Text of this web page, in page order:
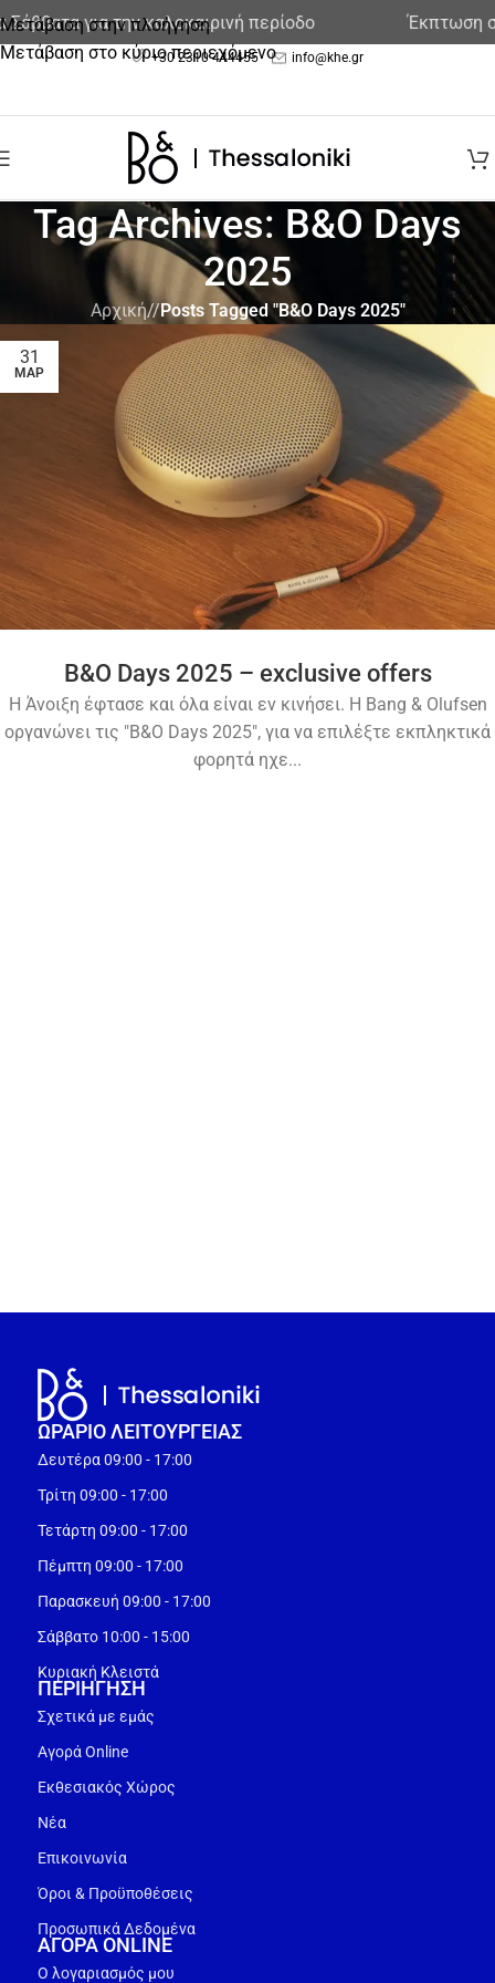
Μετάβαση στην πλοήγηση
Μετάβαση στο κύριο περιεχόμενο
για την καλοκαιρινή περίοδο Έκπτωση
+30 2310 444455 info@khe.gr
Tag Archives: B&O Days
2025
Αρχική/ Posts Tagged "B&O Days 2025"
31
ΜΑΡ
B&O Days 2025 – exclusive offers
Η Άνοιξη έφτασε και όλα είναι εν κινήσει. Η Bang & Olufsen
οργανώνει τις "B&O Days 2025", για να επιλέξτε εκπληκτικά
φορητά ηχε...
ΩΡΑΡΙΟ ΛΕΙΤΟΥΡΓEΙΑΣ
Δευτέρα 09:00 - 17:00
Τρίτη 09:00 - 17:00
Τετάρτη 09:00 - 17:00
Πέμπτη 09:00 - 17:00
Παρασκευή 09:00 - 17:00
Σάββατο 10:00 - 15:00
Κυριακή Κλειστά
ΠΕΡΙΗΓΗΣΗ
Σχετικά με εμάς
Αγορά Online
Εκθεσιακός Χώρος
Νέα
Επικοινωνία
Όροι & Προϋποθέσεις
Προσωπικά Δεδομένα
ΑΓΟΡΑ ONLINE
Ο λογαριασμός μου